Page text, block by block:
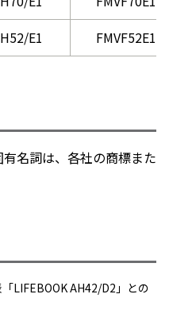
E1
FMVF52E1W
名詞は、各社の商標また
LIFEBOOK AH42/D2」との